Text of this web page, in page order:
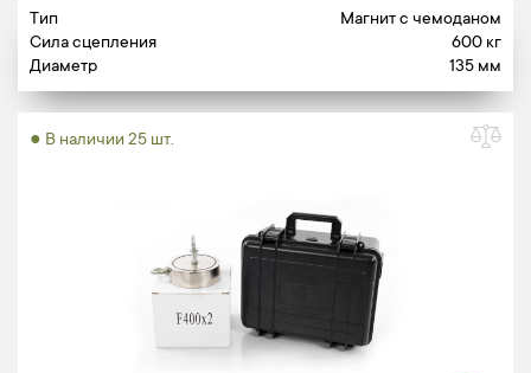
Тип
Магнит c чемоданом
Сила сцепления
600 кг
Диаметр
135 мм
● В наличии 25 шт.